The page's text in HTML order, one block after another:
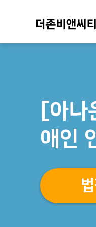
[아나
애인